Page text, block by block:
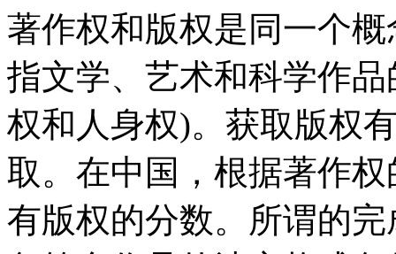
著作权和版权是同一个
指文学、艺术和科学作
权和人身权)。获取版权
取。在中国，根据著作
有版权的分数。所谓的